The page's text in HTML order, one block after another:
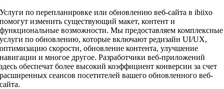
Услуги по перепланировке или обновлению веб-сайта в ibiixo
помогут изменить существующий макет, контент и
функциональные возможности. Мы предоставляем комплексные
услуги по обновлению, которые включают редизайн UI/UX,
оптимизацию скорости, обновление контента, улучшение
навигации и многое другое. Разработчики веб-приложений
здесь обеспечат более высокий коэффициент конверсии за счет
расширенных сеансов посетителей вашего обновленного веб-
сайта.